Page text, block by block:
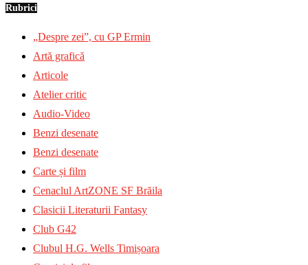
Rubrici
„Despre zei”, cu GP Ermin
Artă grafică
Articole
Atelier critic
Audio-Video
Benzi desenate
Benzi desenate
Carte și film
Cenaclul ArtZONE SF Brăila
Clasicii Literaturii Fantasy
Club G42
Clubul H.G. Wells Timișoara